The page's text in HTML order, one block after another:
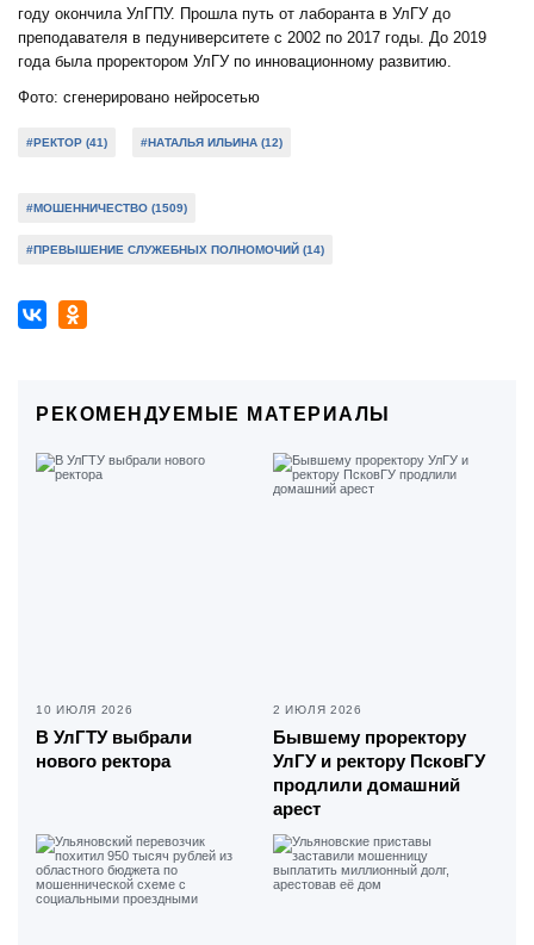
году окончила УлГПУ. Прошла путь от лаборанта в УлГУ до
преподавателя в педуниверситете с 2002 по 2017 годы. До 2019
года была проректором УлГУ по инновационному развитию.
Фото: сгенерировано нейросетью
#РЕКТОР (41) #НАТАЛЬЯ ИЛЬИНА (12)
#МОШЕННИЧЕСТВО (1509)
#ПРЕВЫШЕНИЕ СЛУЖЕБНЫХ ПОЛНОМОЧИЙ (14)
РЕКОМЕНДУЕМЫЕ МАТЕРИАЛЫ
10 ИЮЛЯ 2026
В УлГТУ выбрали
нового ректора
2 ИЮЛЯ 2026
Бывшему проректору
УлГУ и ректору ПсковГУ
продлили домашний
арест